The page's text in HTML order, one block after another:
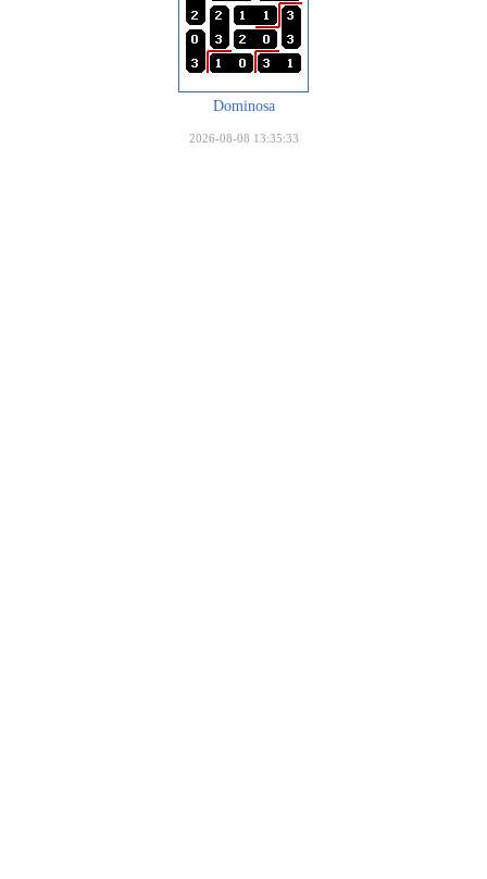
Dominosa
2026-08-08 13:35:33